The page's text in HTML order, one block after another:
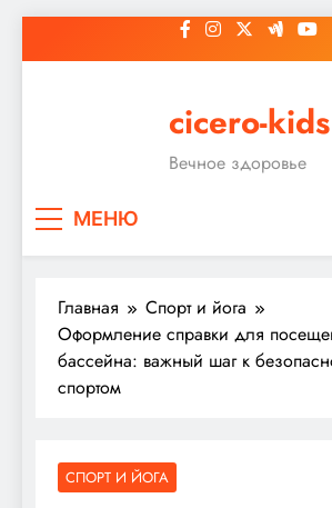
к
cicero-kids
Вечное здоровье
МЕНЮ
Главная
Спорт и йога
Оформление справки для
бассейна: важный шаг к
спортом
СПОРТ И ЙОГА